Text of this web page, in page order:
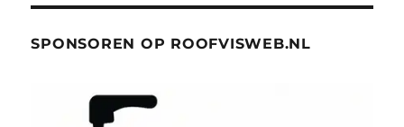
SPONSOREN OP ROOFVISWEB.NL